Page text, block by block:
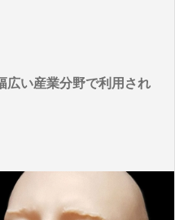
広い産業分野で利用され